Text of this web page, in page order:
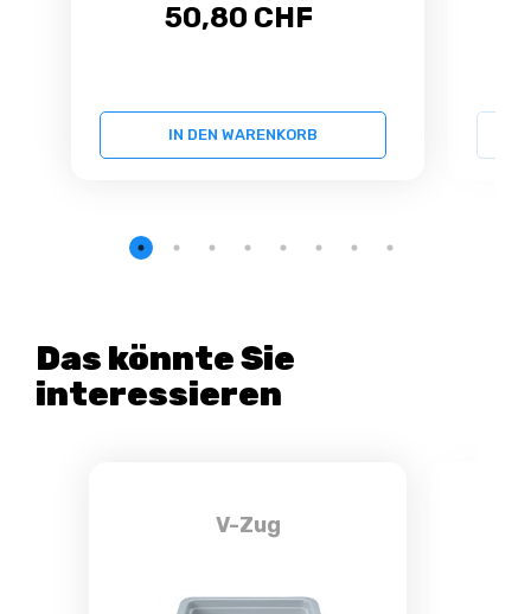
50,80 CHF
IN DEN WARENKORB
Das könnte Sie
interessieren
V-Zug